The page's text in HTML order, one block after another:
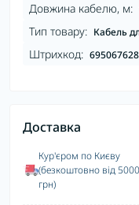
Довжина кабелю, м:
Тип товару: Кабель
Штрихкод:
Доставка
Кур'єром по Києву
(безкоштовно від 5000
грн)